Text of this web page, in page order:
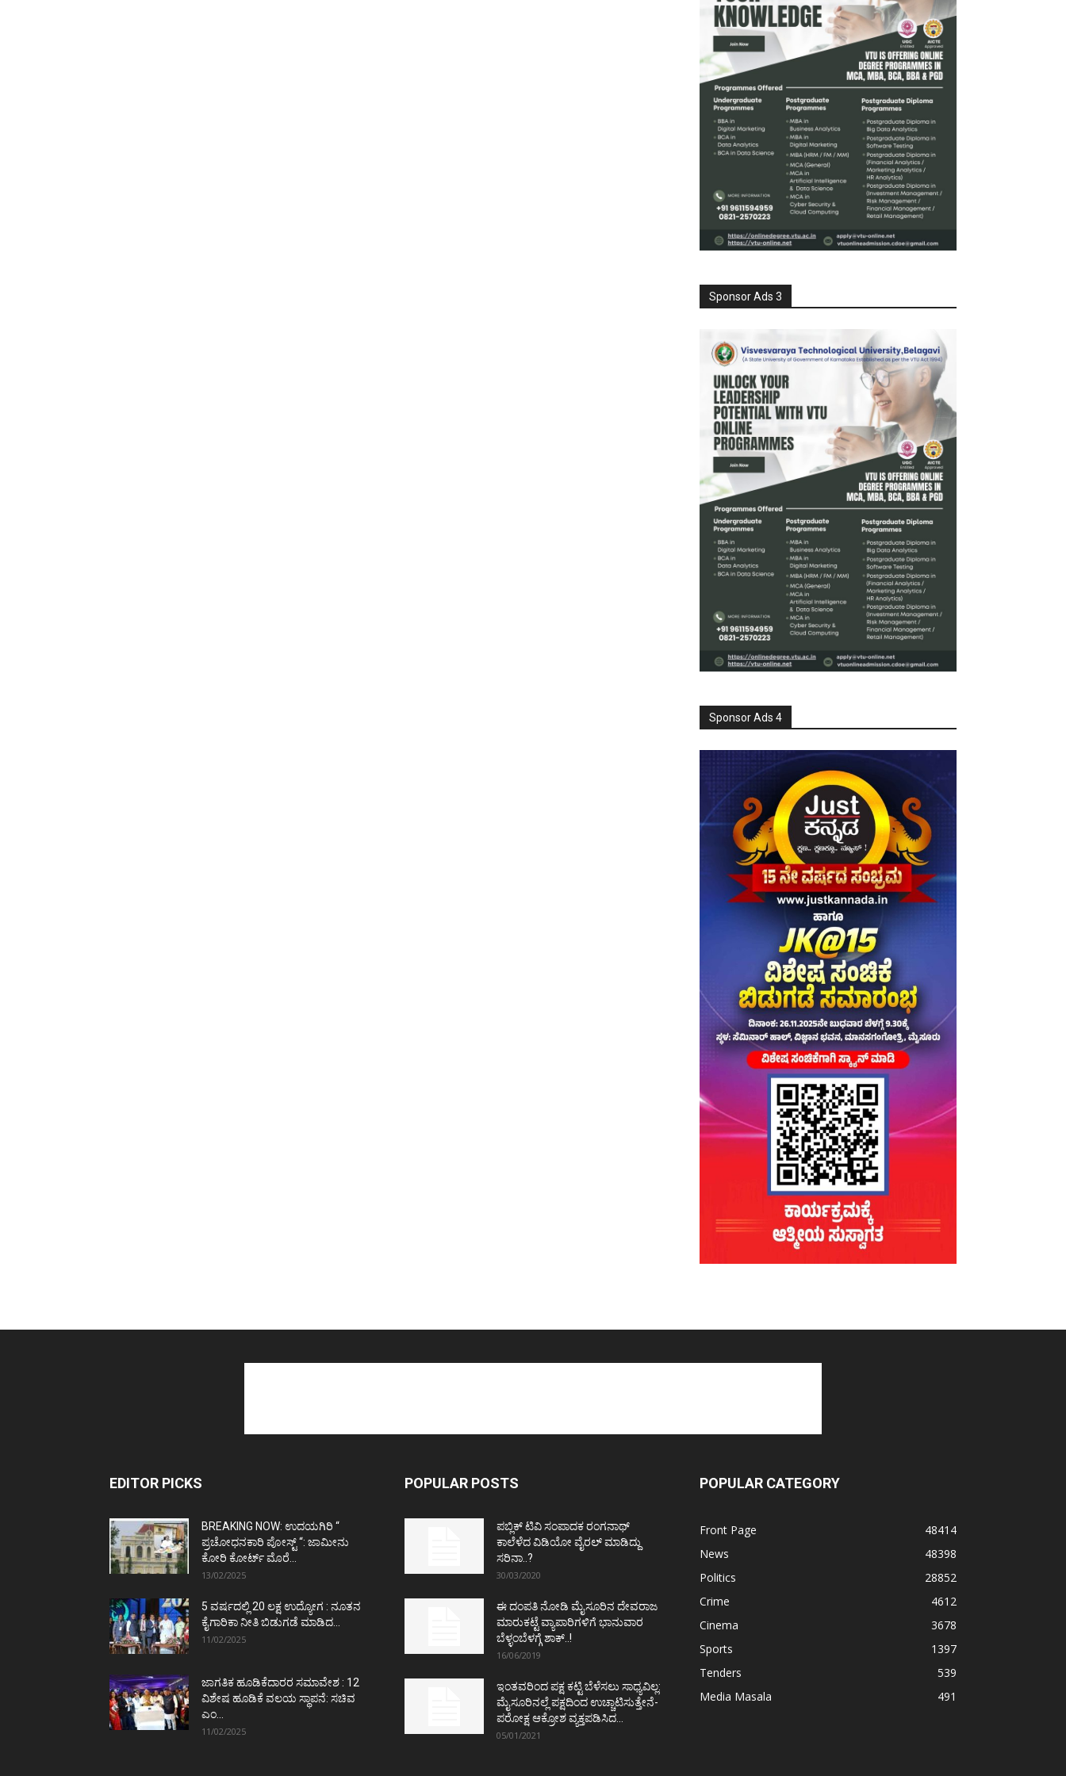
Sponsor Ads 3
Sponsor Ads 4
EDITOR PICKS
BREAKING NOW: ಉದಯಗಿರಿ “
ಪ್ರಚೋಧನಕಾರಿ ಪೋಸ್ಟ್‌ “: ಜಾಮೀನು
ಕೋರಿ ಕೋರ್ಟ್‌ ಮೊರೆ...
13/02/2025
5 ವರ್ಷದಲ್ಲಿ 20 ಲಕ್ಷ ಉದ್ಯೋಗ : ನೂತನ
ಕೈಗಾರಿಕಾ ನೀತಿ ಬಿಡುಗಡೆ ಮಾಡಿದ...
11/02/2025
ಜಾಗತಿಕ ಹೂಡಿಕೆದಾರರ ಸಮಾವೇಶ : 12
ವಿಶೇಷ ಹೂಡಿಕೆ ವಲಯ ಸ್ಥಾಪನೆ: ಸಚಿವ
ಎಂ...
11/02/2025
POPULAR POSTS
ಪಬ್ಲಿಕ್ ಟಿವಿ ಸಂಪಾದಕ ರಂಗನಾಥ್
ಕಾಲೆಳೆದ ವಿಡಿಯೋ ವೈರಲ್ ಮಾಡಿದ್ದು
ಸರಿನಾ..?
30/03/2020
ಈ ದಂಪತಿ ನೋಡಿ ಮೈಸೂರಿನ ದೇವರಾಜ
ಮಾರುಕಟ್ಟೆ ವ್ಯಾಪಾರಿಗಳಿಗೆ ಭಾನುವಾರ
ಬೆಳ್ಳಂಬೆಳಗ್ಗೆ ಶಾಕ್..!
16/06/2019
ಇಂತವರಿಂದ ಪಕ್ಷ ಕಟ್ಟಿ ಬೆಳೆಸಲು ಸಾಧ್ಯವಿಲ್ಲ:
ಮೈಸೂರಿನಲ್ಲೆ ಪಕ್ಷದಿಂದ ಉಚ್ಚಾಟಿಸುತ್ತೇನೆ-
ಪರೋಕ್ಷ ಆಕ್ರೋಶ ವ್ಯಕ್ತಪಡಿಸಿದ...
05/01/2021
POPULAR CATEGORY
Front Page
48414
News
48398
Politics
28852
Crime
4612
Cinema
3678
Sports
1397
Tenders
539
Media Masala
491